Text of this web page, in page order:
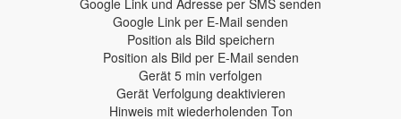
Google Link per E-Mail senden
Position als Bild speichern
Position als Bild per E-Mail senden
Gerät 5 min verfolgen
Gerät Verfolgung deaktivieren
Hinweis mit wiederholenden Ton